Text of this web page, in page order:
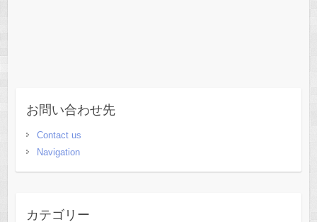
お問い合わせ先
Contact us
Navigation
カテゴリー